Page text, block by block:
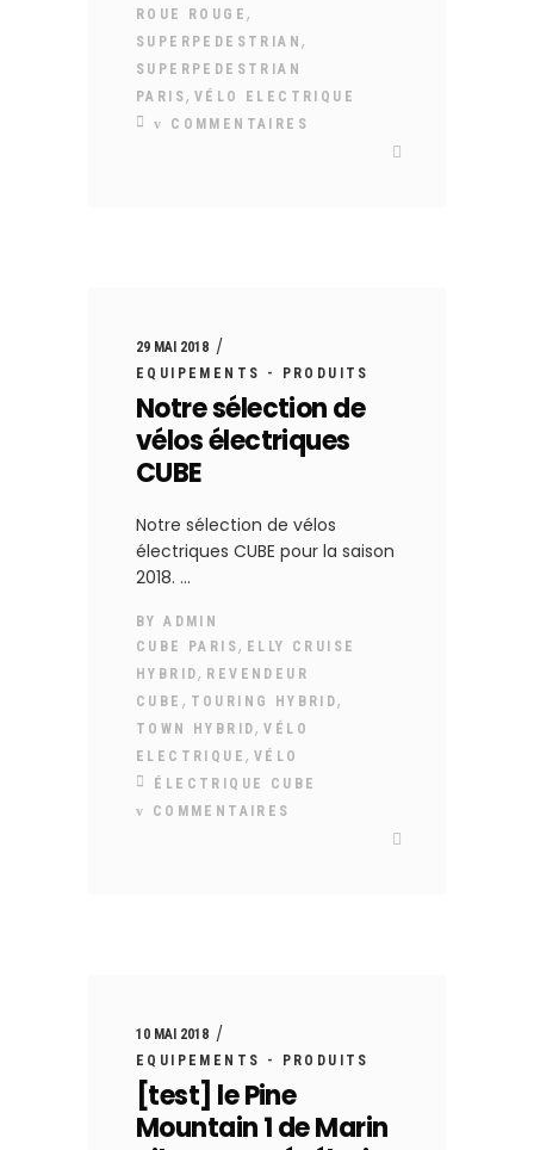
ROUE ROUGE ,
SUPERPEDESTRIAN ,
SUPERPEDESTRIAN
PARIS, VÉLO ELECTRIQUE
COMMENTAIRES
29 MAI 2018
EQUIPEMENTS - PRODUITS
Notre sélection de
vélos électriques
CUBE
Notre sélection de vélos
électriques CUBE pour la saison
2018.
BYADMIN
CUBE PARIS, ELLY CRUISE
HYBRID, REVENDEUR
CUBE , TOURING HYBRID,
TOWN HYBRID,VÉLO
ELECTRIQUE,VÉLO
ÉLECTRIQUE CUBE
COMMENTAIRES
10 MAI 2018
EQUIPEMENTS - PRODUITS
[test] le Pine
Mountain 1 de Marin